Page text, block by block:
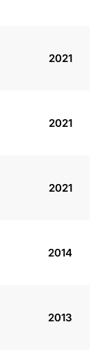
2021
2021
2021
2014
2013